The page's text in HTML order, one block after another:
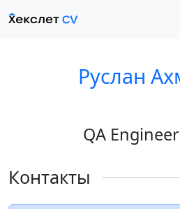
Руслан
QA
Контакты